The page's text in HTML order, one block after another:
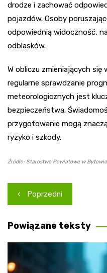
drodze i zachować
pojazdów. Osoby
odpowiednią widoczność,
odblasków.
W obliczu zmieniających
regularne sprawdzanie
meteorologicznych jest
bezpieczeństwa.
przygotowanie mogą
ryzyko i szkody.
Źródło: Starostwo Powiatowe w Bytowie
Nawigacja
wpisu
Poprzedni
Powiązane teksty